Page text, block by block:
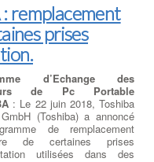
remplacement
prises
d’Echange des
de Pc Portable
: Le 22 juin 2018, Toshiba
(Toshiba) a annoncé
de remplacement
de certaines prises
utilisées dans des